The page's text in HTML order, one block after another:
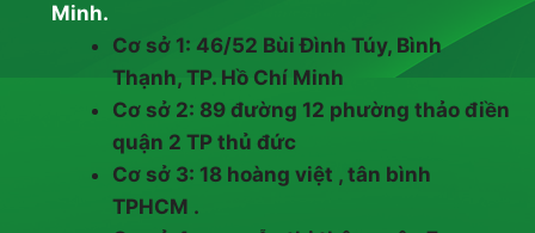
Minh.
Cơ sở 1: 46/52 Bùi Đình Túy, Bình
Thạnh, TP. Hồ Chí Minh
Cơ sở 2: 89 đường 12 phường thảo điền
quận 2 TP thủ đức
Cơ sở 3: 18 hoàng việt , tân bình
TPHCM .